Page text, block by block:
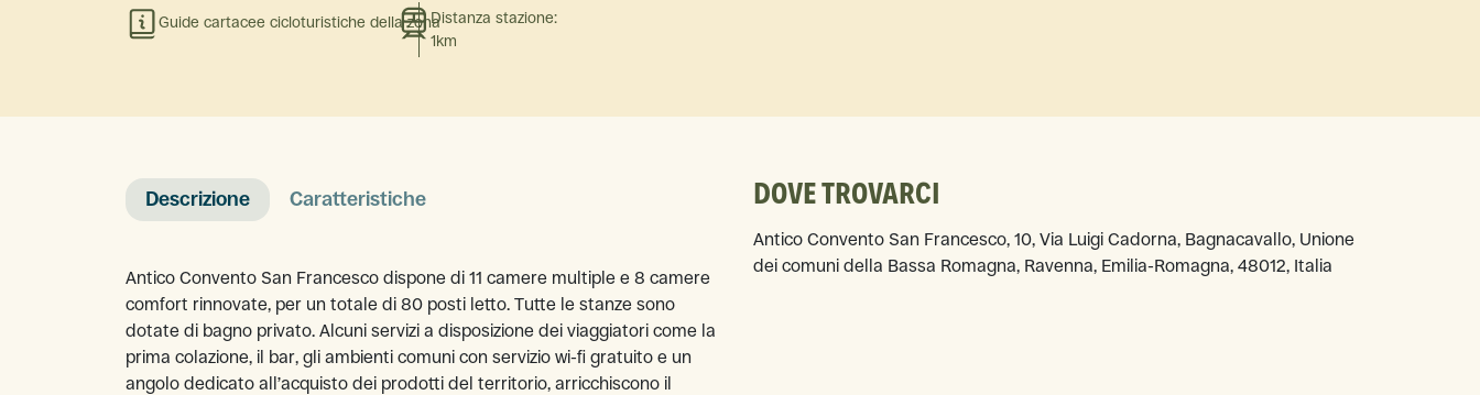
Guide cartacee cicloturistiche della zonaDistanza stazione:
1km
Descrizione Caratteristiche
Antico Convento San Francesco dispone di 11 camere multiple e 8 camere
comfort rinnovate, per un totale di 80 posti letto. Tutte le stanze sono
dotate di bagno privato. Alcuni servizi a disposizione dei viaggiatori come la
prima colazione, il bar, gli ambienti comuni con servizio wi-fi gratuito e un
angolo dedicato all’acquisto dei prodotti del territorio, arricchiscono il
DOVE TROVARCI
Antico Convento San Francesco, 10, Via Luigi Cadorna, Bagnacavallo, Unione
dei comuni della Bassa Romagna, Ravenna, Emilia-Romagna, 48012, Italia